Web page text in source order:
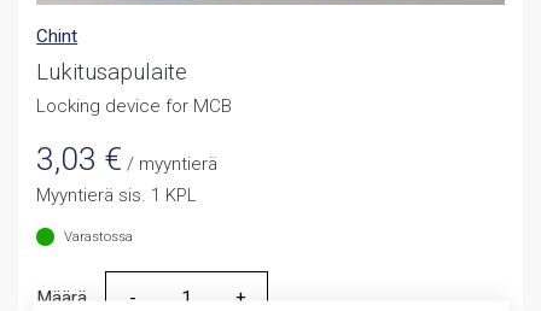
Chint
Lukitusapulaite
Locking device for MCB
3,03 € / myyntierä
Myyntierä sis. 1 KPL
Varastossa
Määrä